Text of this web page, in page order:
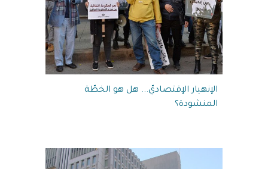
الإنهيار الإقتصاديّ... هل هو الخطّة
المنشودة؟